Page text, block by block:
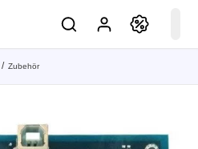
Zubehör